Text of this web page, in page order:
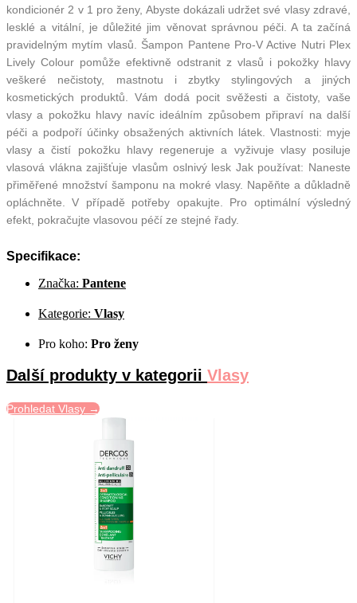
kondicionér 2 v 1 pro ženy, Abyste dokázali udržet své vlasy zdravé,
lesklé a vitální, je důležité jim věnovat správnou péči. A ta začíná
pravidelným mytím vlasů. Šampon Pantene Pro-V Active Nutri Plex
Lively Colour pomůže efektivně odstranit z vlasů i pokožky hlavy
veškeré nečistoty, mastnotu i zbytky stylingových a jiných
kosmetických produktů. Vám dodá pocit svěžesti a čistoty, vaše
vlasy a pokožku hlavy navíc ideálním způsobem připraví na další
péči a podpoří účinky obsažených aktivních látek. Vlastnosti: myje
vlasy a čistí pokožku hlavy regeneruje a vyživuje vlasy posiluje
vlasová vlákna zajišťuje vlasům oslnivý lesk Jak používat: Naneste
přiměřené množství šamponu na mokré vlasy. Napěňte a důkladně
opláchněte. V případě potřeby opakujte. Pro optimální výsledný
efekt, pokračujte vlasovou péčí ze stejné řady.
Specifikace:
Značka: Pantene
Kategorie: Vlasy
Pro koho: Pro ženy
Další produkty v kategorii Vlasy
Prohledat Vlasy →